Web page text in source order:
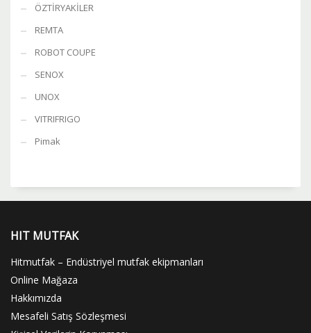
ÖZTİRYAKİLER
REMTA
ROBOT COUPE
SENOX
UNOX
VITRIFRIGO
Pimak
HIT MUTFAK
Hitmutfak – Endüstriyel mutfak ekipmanları
Online Mağaza
Hakkımızda
Mesafeli Satış Sözleşmesi